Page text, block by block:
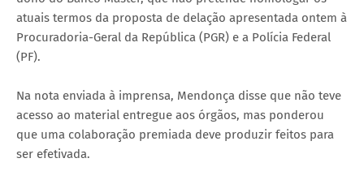
atuais termos da proposta de delação apresentada ontem à
Procuradoria-Geral da República (PGR) e a Polícia Federal
(PF).
Na nota enviada à imprensa, Mendonça disse que não teve
acesso ao material entregue aos órgãos, mas ponderou
que uma colaboração premiada deve produzir feitos para
ser efetivada.